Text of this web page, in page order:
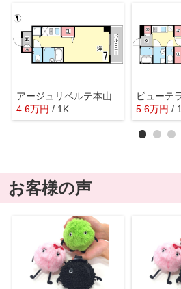
アージュリベルテ本山
4.6万円 / 1K
ビューテ
5.6万円 /
お客様の声